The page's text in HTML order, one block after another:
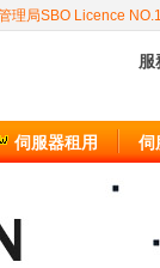
理局SBO Licence
服
伺服器租用 伺